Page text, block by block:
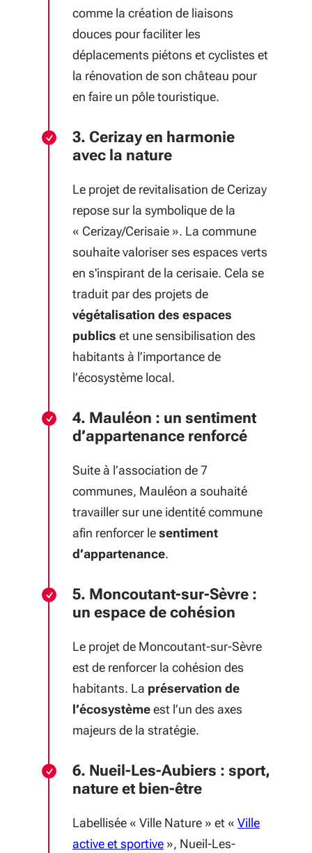
comme la création de liaisons
douces pour faciliter les
déplacements piétons et cyclistes et
la rénovation de son château pour
en faire un pôle touristique.
3. Cerizay en harmonie
avec la nature
Le projet de revitalisation de Cerizay
repose sur la symbolique de la
« Cerizay/Cerisaie ». La commune
souhaite valoriser ses espaces verts
en s'inspirant de la cerisaie. Cela se
traduit par des projets de
végétalisation des espaces
publics et une sensibilisation des
habitants à l’importance de
l’écosystème local.
4. Mauléon : un sentiment
d’appartenance renforcé
Suite à l’association de 7
communes, Mauléon a souhaité
travailler sur une identité commune
afin renforcer lesentiment
d’appartenance.
5. Moncoutant-sur-Sèvre :
un espace de cohésion
Le projet de Moncoutant-sur-Sèvre
est de renforcer la cohésion des
habitants. La préservation de
l’écosystèmeest l’un des axes
majeurs de la stratégie.
6. Nueil-Les-Aubiers : sport,
nature et bien-être
Labellisée « Ville Nature » et « Ville
active et sportive(S'ouvre dans une nouvelle
», Nueil-Les-